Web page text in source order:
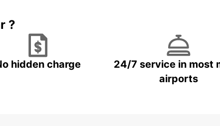
?
hidden charge
24/7 service in most
airports